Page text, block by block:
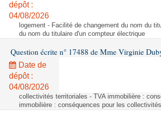
dépôt :
04/08/2026
logement - Facilité de changement du nom du
du nom du titulaire d'un compteur électrique
Question écrite n° 17488 de Mme Virginie
Date de
dépôt :
04/08/2026
collectivités territoriales - TVA immobilière :
immobilière : conséquences pour les